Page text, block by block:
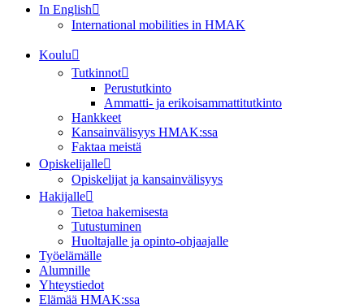
In English
International mobilities in HMAK
Koulu
Tutkinnot
Perustutkinto
Ammatti- ja erikoisammattitutkinto
Hankkeet
Kansainvälisyys HMAK:ssa
Faktaa meistä
Opiskelijalle
Opiskelijat ja kansainvälisyys
Hakijalle
Tietoa hakemisesta
Tutustuminen
Huoltajalle ja opinto-ohjaajalle
Työelämälle
Alumnille
Yhteystiedot
Elämää HMAK:ssa